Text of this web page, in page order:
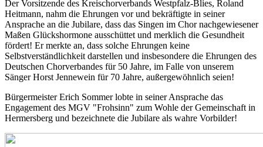
Der Vorsitzende des Kreischorverbands Westpfalz-Blies, Roland
Heitmann, nahm die Ehrungen vor und bekräftigte in seiner
Ansprache an die Jubilare, dass das Singen im Chor nachgewiesener
Maßen Glückshormone ausschüttet und merklich die Gesundheit
fördert! Er merkte an, dass solche Ehrungen keine
Selbstverständlichkeit darstellen und insbesondere die Ehrungen des
Deutschen Chorverbandes für 50 Jahre, im Falle von unserem
Sänger Horst Jennewein für 70 Jahre, außergewöhnlich seien!
Bürgermeister Erich Sommer lobte in seiner Ansprache das
Engagement des MGV "Frohsinn" zum Wohle der Gemeinschaft in
Hermersberg und bezeichnete die Jubilare als wahre Vorbilder!